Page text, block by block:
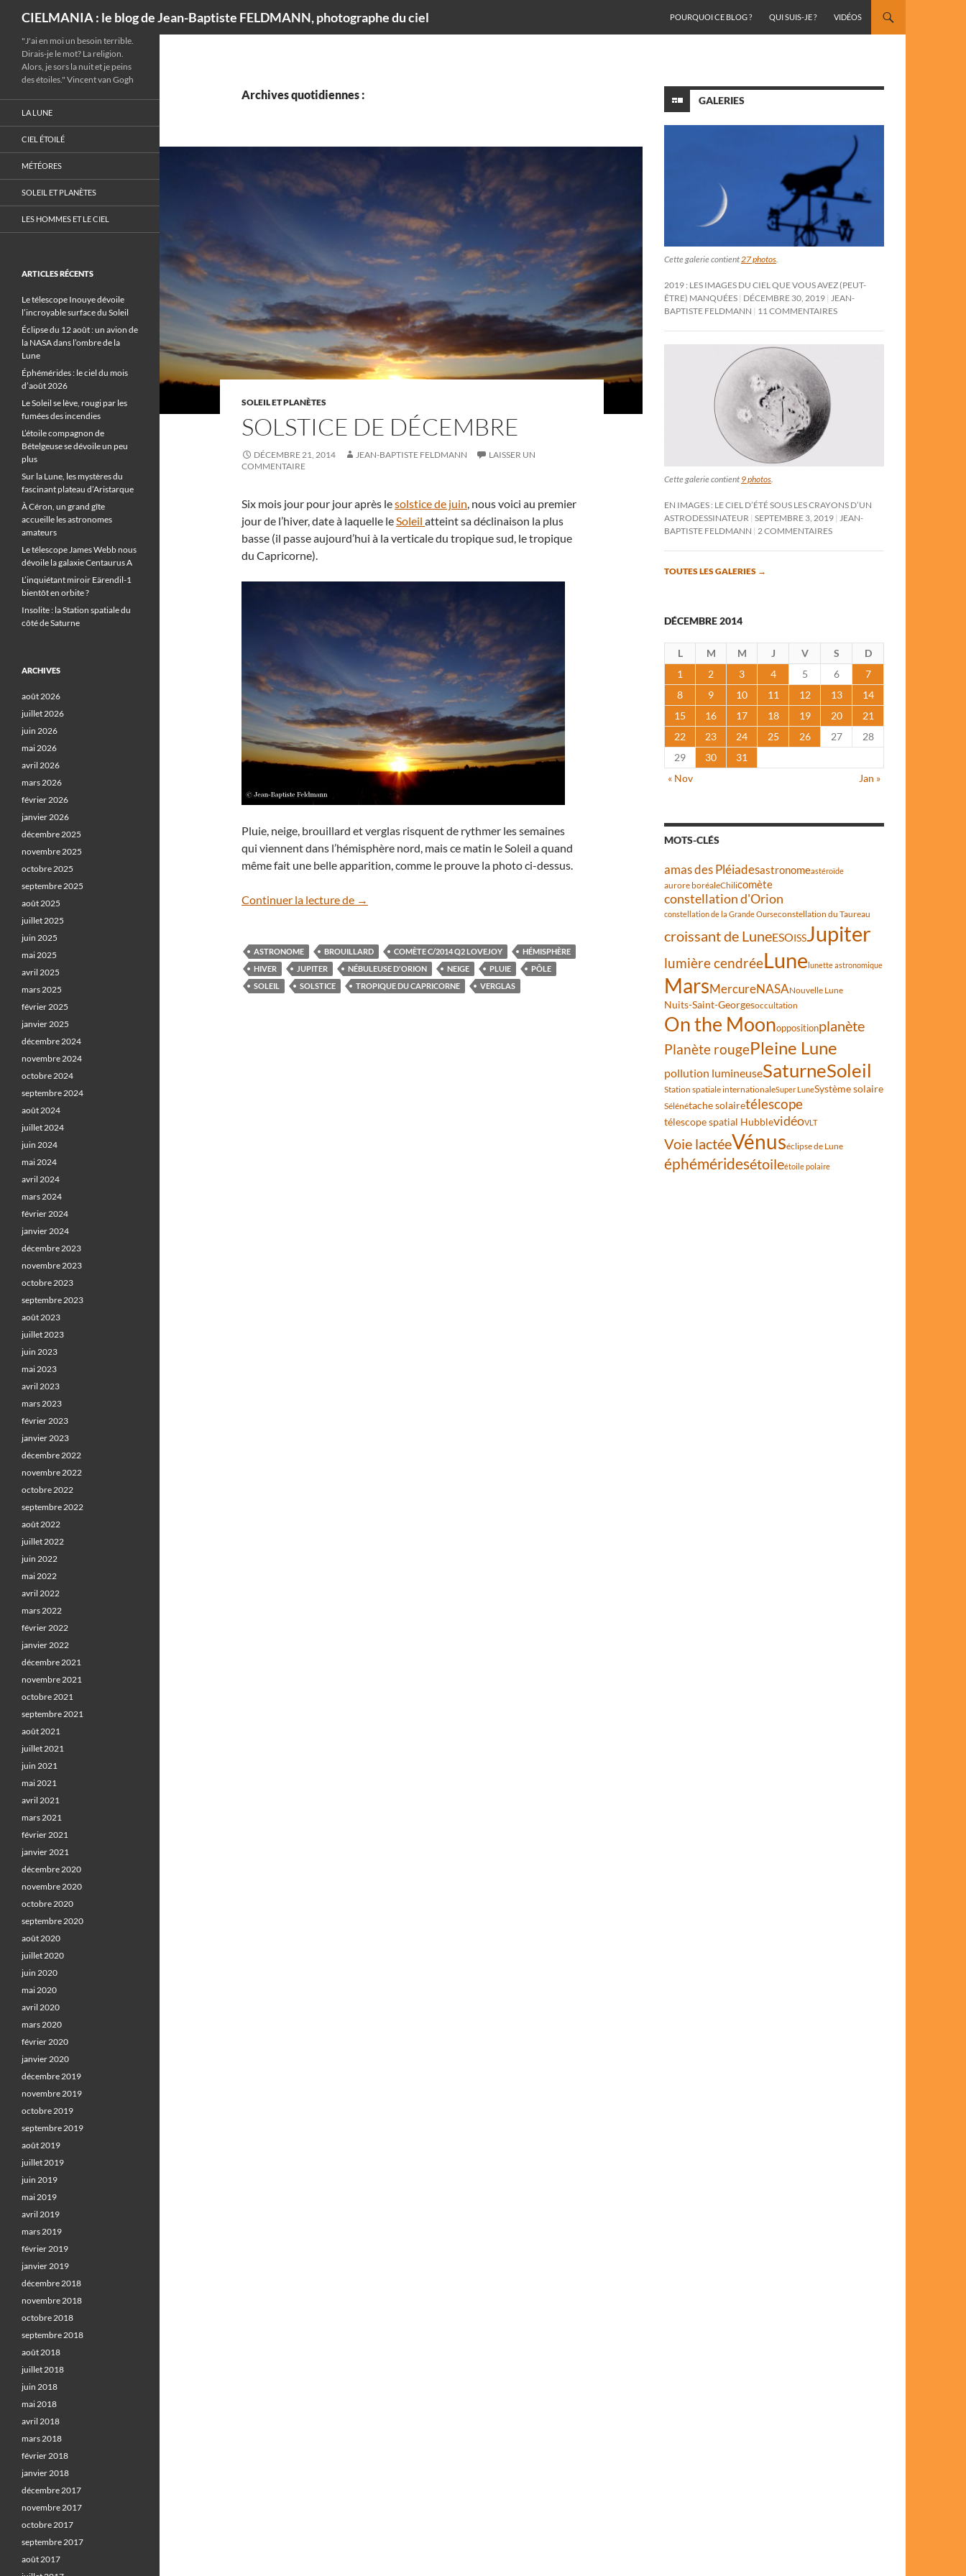
CIELMANIA : le blog de Jean-Baptiste FELDMANN, photographe du ciel
POURQUOI CE BLOG ?
QUI SUIS-JE ? VIDÉOS
Archives quotidiennes :
SOLEIL ET PLANÈTES
SOLSTICE DE DÉCEMBRE
DÉCEMBRE 21, 2014 JEAN-BAPTISTE FELDMANN
LAISSER UN
COMMENTAIRE
Six mois jour pour jour après lesolstice de juin, nous voici au premier
jour de l’hiver, date à laquelle leSoleil atteint sa déclinaison la plus
basse (il passe aujourd’hui à la verticale du tropique sud, le tropique
du Capricorne).
Pluie, neige, brouillard et verglas risquent de rythmer les semaines
qui viennent dans l’hémisphère nord, mais ce matin le Soleil a quand
même fait une belle apparition, comme le prouve la photo ci-dessus.
Continuer la lecture de Solstice de décembre
→
ASTRONOME BROUILLARD COMÈTE C/2014 Q2 LOVEJOY
HÉMISPHÈRE
HIVER
JUPITER NÉBULEUSE D'ORION NEIGE PLUIE
PÔLE
SOLEIL
SOLSTICE TROPIQUE DU CAPRICORNE VERGLAS
GALERIES
Cette galerie contient27 photos.
2019 : LES IMAGES DU CIEL QUE VOUS AVEZ (PEUT-
ÊTRE) MANQUÉES DÉCEMBRE 30, 2019 JEAN-
BAPTISTE FELDMANN
11 COMMENTAIRES
Cette galerie contient 9 photos
EN IMAGES : LE CIEL D’ÉTÉ SOUS LES CRAYONS D’UN
ASTRODESSINATEUR SEPTEMBRE 3, 2019
JEAN-
BAPTISTE FELDMANN
2 COMMENTAIRES
TOUTES LES GALERIES →
DÉCEMBRE 2014
L M M J V S
D
1
2 3 4 5 6
7
8
9 10 11 12 13
14
15
16 17 18 19 20
21
22
23 24 25 26 27
28
29
30
31
« Nov
Jan »
MOTS-CLÉS
amas des Pléiadesastronomeastéroïde
aurore boréaleChilicomète
constellation d'Orion
constellation de la Grande Ourseconstellation du Taureau
croissant de LuneESOISSJupiter
lumière cendréeLunelunette astronomique
MarsMercureNASANouvelle Lune
Nuits-Saint-Georgesoccultation
On the Moonoppositionplanète
Planète rougePleine Lune
pollution lumineuseSaturneSoleil
Station spatiale internationaleSuper LuneSystème solaire
Sélénétache solairetélescope
télescope spatial HubblevidéoVLT
Voie lactéeVénuséclipse de Lune
éphéméridesétoileétoile polaire
"J'ai en moi un besoin terrible.
Dirais-je le mot? La religion.
Alors, je sors la nuit et je peins
des étoiles." Vincent van Gogh
LA LUNE
CIEL ÉTOILÉ
MÉTÉORES
SOLEIL ET PLANÈTES
LES HOMMES ET LE CIEL
ARTICLES RÉCENTS
Le télescope Inouye dévoile
l’incroyable surface du Soleil
Éclipse du 12 août : un avion de
la NASA dans l’ombre de la
Lune
Éphémérides : le ciel du mois
d’août 2026
Le Soleil se lève, rougi par les
fumées des incendies
L’étoile compagnon de
Bételgeuse se dévoile un peu
plus
Sur la Lune, les mystères du
fascinant plateau d’Aristarque
À Céron, un grand gîte
accueille les astronomes
amateurs
Le télescope James Webb nous
dévoile la galaxie Centaurus A
L’inquiétant miroir Eärendil-1
bientôt en orbite ?
Insolite : la Station spatiale du
côté de Saturne
ARCHIVES
août 2026
juillet 2026
juin 2026
mai 2026
avril 2026
mars 2026
février 2026
janvier 2026
décembre 2025
novembre 2025
octobre 2025
septembre 2025
août 2025
juillet 2025
juin 2025
mai 2025
avril 2025
mars 2025
février 2025
janvier 2025
décembre 2024
novembre 2024
octobre 2024
septembre 2024
août 2024
juillet 2024
juin 2024
mai 2024
avril 2024
mars 2024
février 2024
janvier 2024
décembre 2023
novembre 2023
octobre 2023
septembre 2023
août 2023
juillet 2023
juin 2023
mai 2023
avril 2023
mars 2023
février 2023
janvier 2023
décembre 2022
novembre 2022
octobre 2022
septembre 2022
août 2022
juillet 2022
juin 2022
mai 2022
avril 2022
mars 2022
février 2022
janvier 2022
décembre 2021
novembre 2021
octobre 2021
septembre 2021
août 2021
juillet 2021
juin 2021
mai 2021
avril 2021
mars 2021
février 2021
janvier 2021
décembre 2020
novembre 2020
octobre 2020
septembre 2020
août 2020
juillet 2020
juin 2020
mai 2020
avril 2020
mars 2020
février 2020
janvier 2020
décembre 2019
novembre 2019
octobre 2019
septembre 2019
août 2019
juillet 2019
juin 2019
mai 2019
avril 2019
mars 2019
février 2019
janvier 2019
décembre 2018
novembre 2018
octobre 2018
septembre 2018
août 2018
juillet 2018
juin 2018
mai 2018
avril 2018
mars 2018
février 2018
janvier 2018
décembre 2017
novembre 2017
octobre 2017
septembre 2017
août 2017